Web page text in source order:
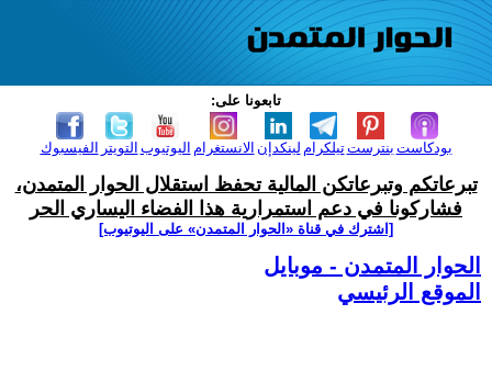
تابعونا على:
الفيسبوك التويتر اليوتيوب الانستغرام لينكدإن تيلكرامبنترست بودكاست
تبرعاتكم وتبرعاتكن المالية تحفظ استقلال الحوار المتمدن،
فشاركونا في دعم استمرارية هذا الفضاء اليساري الحر
[اشترك في قناة ‫«الحوار المتمدن» على اليوتيوب]
الحوار المتمدن - موبايل
الموقع الرئيسي